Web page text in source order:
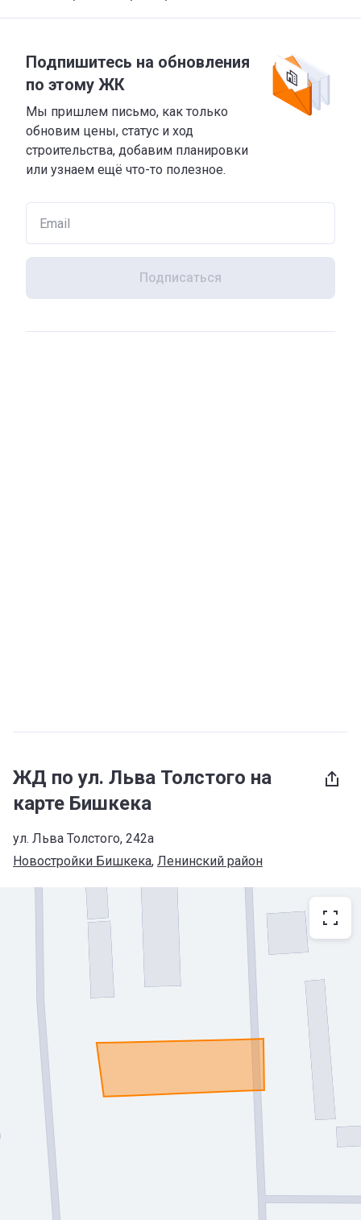
Подпишитесь на обновления
по этому ЖК
Мы пришлем письмо, как только
обновим цены, статус и ход
строительства, добавим планировки
или узнаем ещё что-то полезное.
Подписаться
ЖД по ул. Льва Толстого на
карте Бишкека
ул. Льва Толстого, 242а
Новостройки Бишкека, Ленинский район